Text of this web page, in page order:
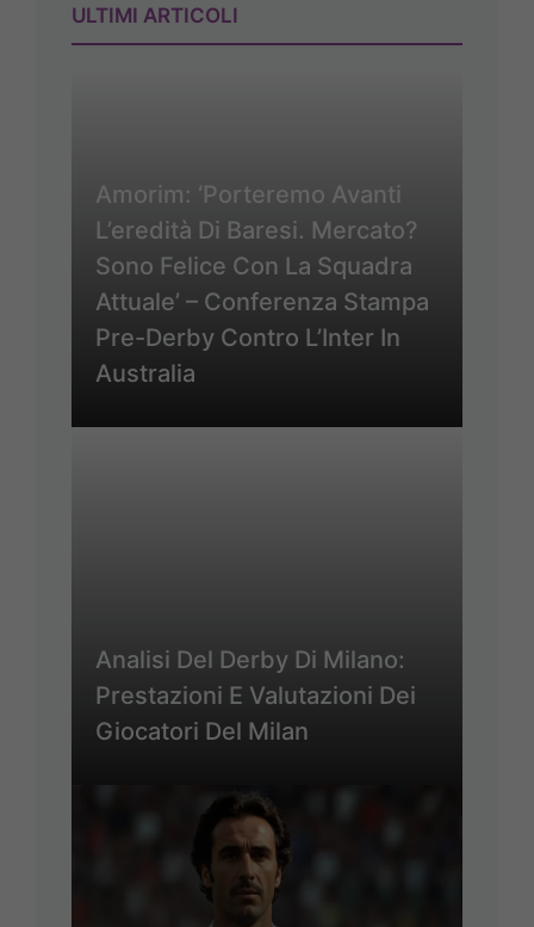
ULTIMI ARTICOLI
Amorim: ‘Porteremo Avanti
L’eredità Di Baresi. Mercato?
Sono Felice Con La Squadra
Attuale’ – Conferenza Stampa
Pre-Derby Contro L’Inter In
Australia
Analisi Del Derby Di Milano:
Prestazioni E Valutazioni Dei
Giocatori Del Milan